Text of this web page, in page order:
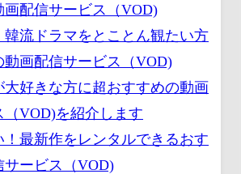
画配信サービス（VOD)
韓流ドラマをとことん観たい方
動画配信サービス（VOD)
大好きな方に超おすすめの動画
VOD)を紹介します
！最新作をレンタルできるおす
サービス（VOD)